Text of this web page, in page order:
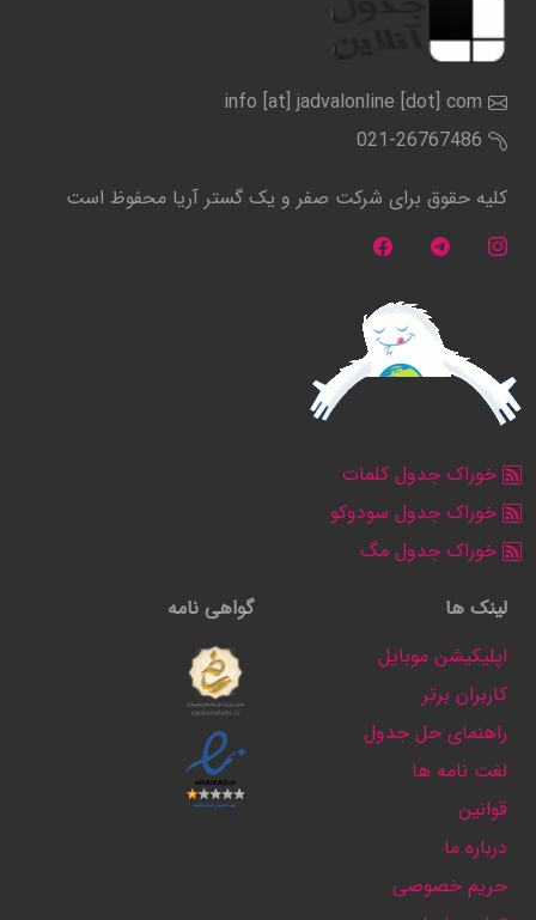
info [at] jadvalonline [dot] com
021-26767486
کلیه حقوق برای شرکت صفر و یک گستر آریا محفوظ است
خوراک جدول کلمات
خوراک جدول سودوکو
خوراک جدول مگ
لینک ها
اپلیکیشن موبایل
کاربران برتر
راهنمای حل جدول
لغت نامه ها
قوانین
درباره ما
حریم خصوصی
گواهی نامه